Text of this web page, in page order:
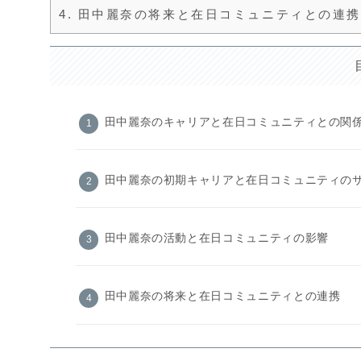
4.
田中麗奈の将来と在日コミュニティとの連携
田中麗奈のキャリアと在日コミュニティとの関
田中麗奈の初期キャリアと在日コミュニティの
田中麗奈の活動と在日コミュニティの影響
田中麗奈の将来と在日コミュニティとの連携